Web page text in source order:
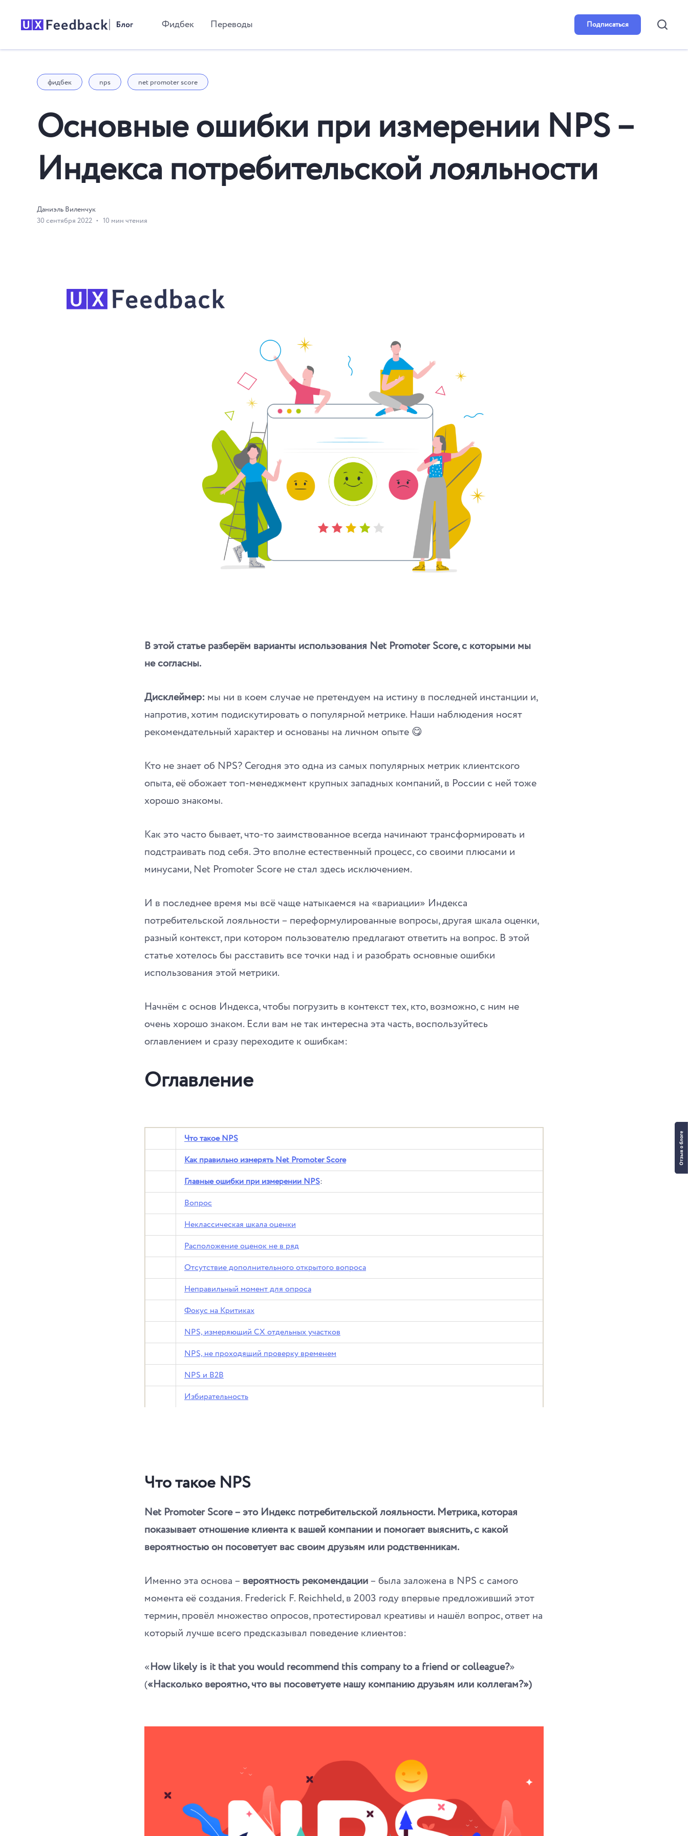
Фидбек Переводы Подписаться
фидбек nps net promoter score
Основные ошибки при измерении NPS –
Индекса потребительской лояльности
Даниэль Виленчук
30 сентября 2022
10 мин чтения
В этой статье разберём варианты использования Net Promoter Score, с которыми мы
не согласны.
Дисклеймер: мы ни в коем случае не претендуем на истину в последней инстанции и,
напротив, хотим подискутировать о популярной метрике. Наши наблюдения носят
рекомендательный характер и основаны на личном опыте 😋
Кто не знает об NPS? Сегодня это одна из самых популярных метрик клиентского
опыта, её обожает топ-менеджмент крупных западных компаний, в России с ней тоже
хорошо знакомы.
Как это часто бывает, что-то заимствованное всегда начинают трансформировать и
подстраивать под себя. Это вполне естественный процесс, со своими плюсами и
минусами, Net Promoter Score не стал здесь исключением.
И в последнее время мы всё чаще натыкаемся на «вариации» Индекса
потребительской лояльности – переформулированные вопросы, другая шкала оценки,
разный контекст, при котором пользователю предлагают ответить на вопрос. В этой
статье хотелось бы расставить все точки над i и разобрать основные ошибки
использования этой метрики.
Начнём с основ Индекса, чтобы погрузить в контекст тех, кто, возможно, с ним не
очень хорошо знаком. Если вам не так интересна эта часть, воспользуйтесь
оглавлением и сразу переходите к ошибкам:
Оглавление
Что такое NPS
Как правильно измерять Net Promoter Score
Главные ошибки при измерении NPS:
Вопрос
Неклассическая шкала оценки
Расположение оценок не в ряд
Отсутствие дополнительного открытого вопроса
Неправильный момент для опроса
Фокус на Критиках
NPS, измеряющий CX отдельных участков
NPS, не проходящий проверку временем
NPS и B2B
Избирательность
Что такое NPS
Net Promoter Score – это Индекс потребительской лояльности. Метрика, которая
показывает отношение клиента к вашей компании и помогает выяснить, с какой
вероятностью он посоветует вас своим друзьям или родственникам.
Именно эта основа – вероятность рекомендации– была заложена в NPS с самого
момента её создания. Frederick F. Reichheld, в 2003 году впервые предложивший этот
термин, провёл множество опросов, протестировал креативы и нашёл вопрос, ответ на
который лучше всего предсказывал поведение клиентов:
«How likely is it that you would recommend this company to a friend or colleague?»
(«Насколько вероятно, что вы посоветуете нашу компанию друзьям или коллегам?»)